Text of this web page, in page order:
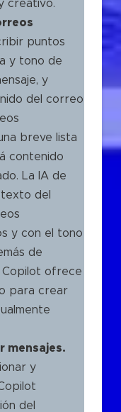
creativo.
puntos
y tono de
y
del correo
breve lista
contenido
La IA de
del
y con el tono
de
Copilot ofrece
para crear
mensajes.
y
del